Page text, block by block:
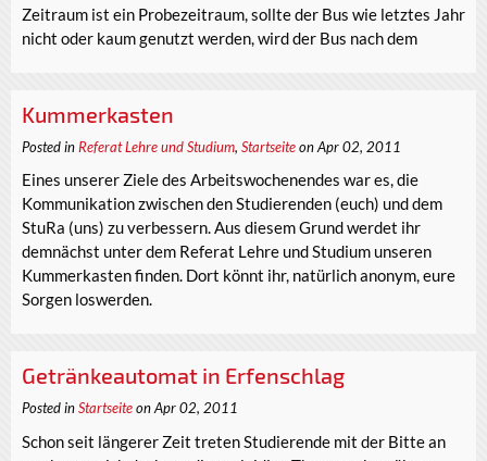
Zeitraum ist ein Probezeitraum, sollte der Bus wie letztes Jahr
nicht oder kaum genutzt werden, wird der Bus nach dem
Kummerkasten
Posted in Referat Lehre und Studium, Startseiteon Apr 02, 2011
Eines unserer Ziele des Arbeitswochenendes war es, die
Kommunikation zwischen den Studierenden (euch) und dem
StuRa (uns) zu verbessern. Aus diesem Grund werdet ihr
demnächst unter dem Referat Lehre und Studium unseren
Kummerkasten finden. Dort könnt ihr, natürlich anonym, eure
Sorgen loswerden.
Getränkeautomat in Erfenschlag
Posted inStartseiteon Apr 02, 2011
Schon seit längerer Zeit treten Studierende mit der Bitte an